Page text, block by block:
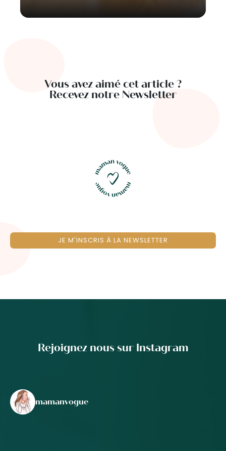
Vous avez aimé cet article ?
Recevez notre Newsletter
JE M'INSCRIS À LA NEWSLETTER
Rejoignez nous sur Instagram
mamanvogue